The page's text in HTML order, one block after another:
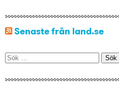
Senaste från land.se
Sök
efter: